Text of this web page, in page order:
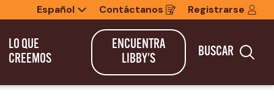
Español Contáctanos
Opens
in
a
new
window
Registrarse
LO QUE
CREEMOS
ENCUENTRA
LIBBY'S
BUSCAR